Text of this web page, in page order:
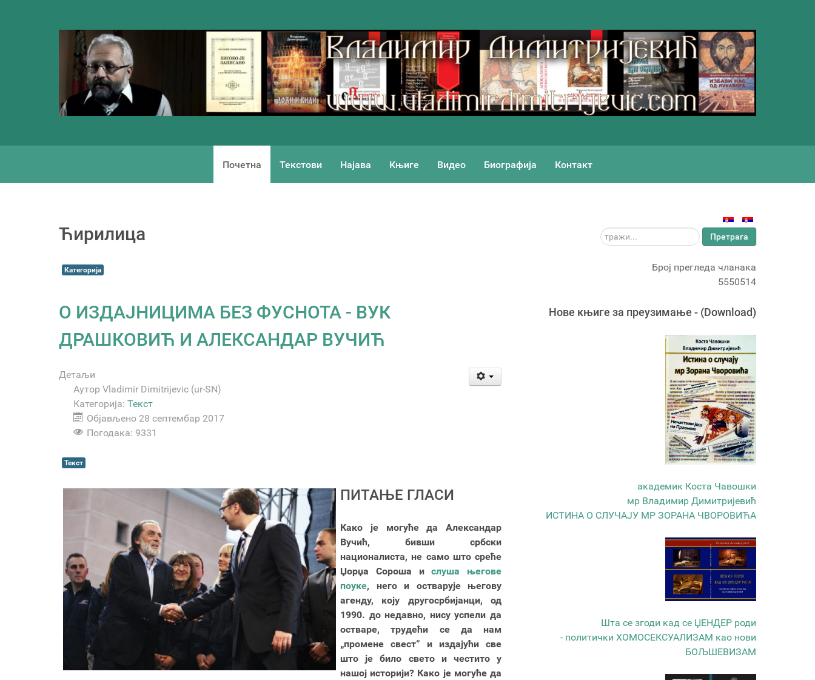
Почетна Текстови Најава Књиге Видео Биографија Контакт
Ћирилица
Категорија
О ИЗДАЈНИЦИМА БЕЗ ФУСНОТА - ВУК
ДРАШКОВИЋ И АЛЕКСАНДАР ВУЧИЋ
Детаљи
Аутор Vladimir Dimitrijevic (ur-SN)
Категорија: Текст
Објављено 28 септембар 2017
Погодака: 9331
Текст
ПИТАЊЕ ГЛАСИ
Како је могуће да Александар
Вучић, бивши србски
националиста, не само што среће
Џорџа Сороша ислуша његове
поуке, него и остварује његову
агенду, коју другосрбијанци, од
1990. до недавно, нису успели да
остваре, трудећи се да нам
„промене свест“ и издајући све
што је било свето и честито у
нашој историји? Како је могуће да
тражи... Претрага
Број прегледа чланака
5550514
Новe књигe за преузимање - (Download)
академик Коста Чавошки
мр Владимир Димитријевић
ИСТИНА О СЛУЧАЈУ МР ЗОРАНА ЧВОРОВИЋА
Шта се згоди кад се ЏЕНДЕР роди
- политички ХОМОСЕКСУАЛИЗАМ као нови
БОЉШЕВИЗАМ